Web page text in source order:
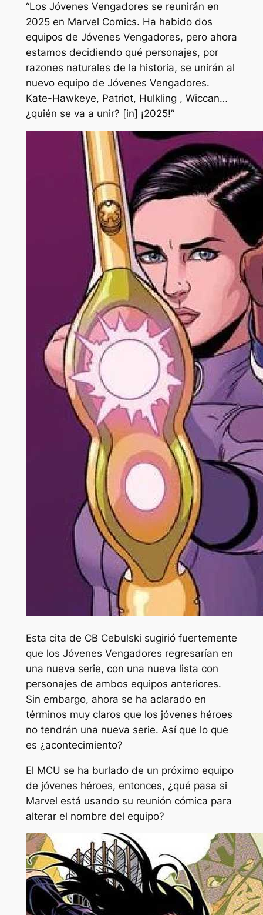
“Los Jóvenes Vengadores se reunirán en
2025 en Marvel Comics. Ha habido dos
equipos de Jóvenes Vengadores, pero ahora
estamos decidiendo qué personajes, por
razones naturales de la historia, se unirán al
nuevo equipo de Jóvenes Vengadores.
Kate-Hawkeye, Patriot, Hulkling , Wiccan…
¿quién se va a unir? [in] ¡2025!”
Esta cita de CB Cebulski sugirió fuertemente
que los Jóvenes Vengadores regresarían en
una nueva serie, con una nueva lista con
personajes de ambos equipos anteriores.
Sin embargo, ahora se ha aclarado en
términos muy claros que los jóvenes héroes
no tendrán una nueva serie. Así que lo que
es ¿acontecimiento?
El MCU se ha burlado de un próximo equipo
de jóvenes héroes, entonces, ¿qué pasa si
Marvel está usando su reunión cómica para
alterar el nombre del equipo?